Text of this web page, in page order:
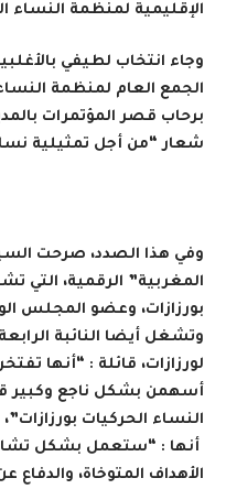
الإقليمية لمنظمة النساء
وجاء انتخاب لطيفي
الجمع العام لمنظمة
برحاب قصر المؤتمرات
شعار “من أجل تمثيلية
وفي هذا الصدد، صرحت
المغربية” الرقمية، التي
بورزازات، وعضو المجلس
وتشغل أيضا النائبة
لورزازات، قائلة : “أنها
أسهمن بشكل ناجع وكبير
النساء الحركيات
أنها : “ستعمل بشكل
الأهداف المتوخاة، والدفاع